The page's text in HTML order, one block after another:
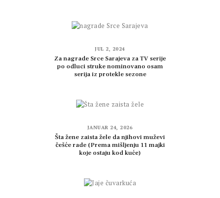
JUL 2, 2024
Za nagrade Srce Sarajeva za TV serije
po odluci struke nominovano osam
serija iz protekle sezone
JANUAR 24, 2026
Šta žene zaista žele da njihovi muževi
češće rade (Prema mišljenju 11 majki
koje ostaju kod kuće)